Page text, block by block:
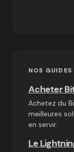
NOS GUIDES
Acheter
Achetez du
meilleures
en servir.
Le